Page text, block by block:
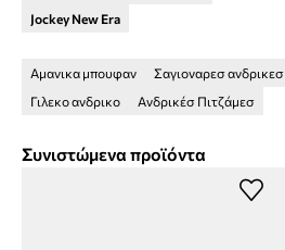
Jockey New Era
Αμανικα μπουφαν Σαγιοναρεσ ανδρικεσ
Γιλεκο ανδρικο
Ανδρικέσ Πιτζάμεσ
Συνιστώμενα προϊόντα